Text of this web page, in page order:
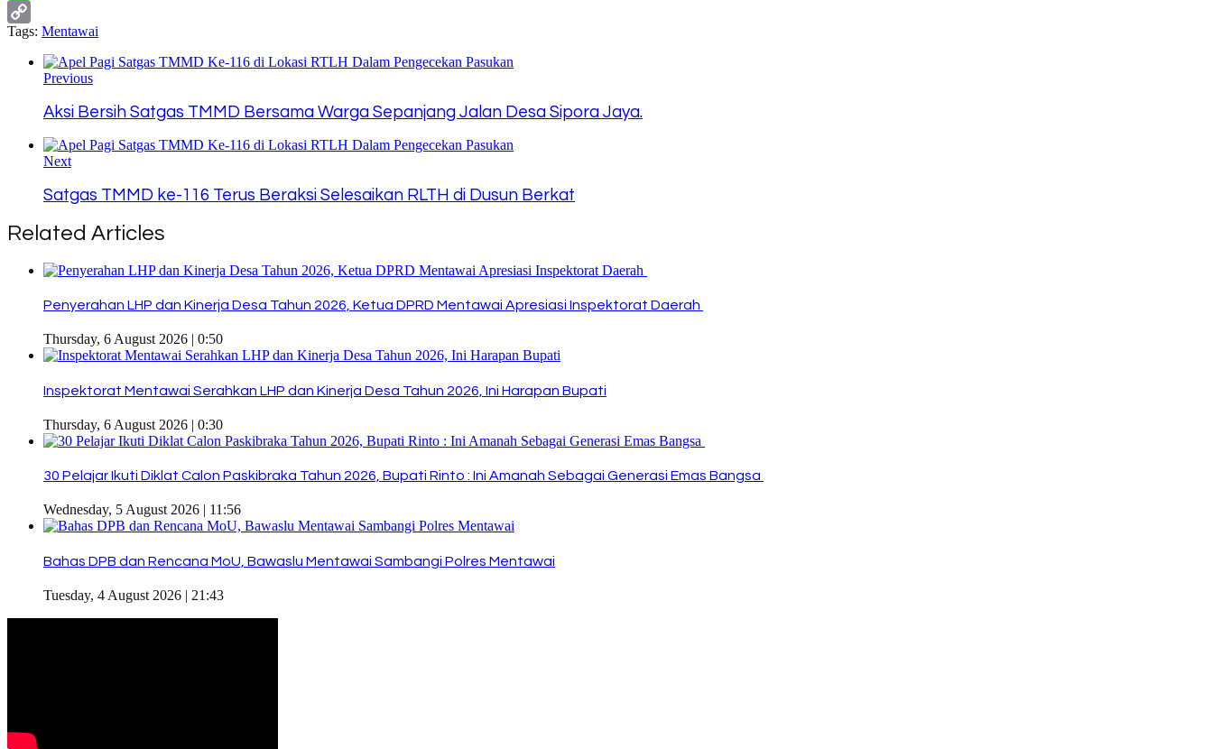
Line
Copy
Link
Tags: Mentawai
Previous
Aksi Bersih Satgas TMMD Bersama Warga Sepanjang Jalan Desa Sipora Jaya.
Next
Satgas TMMD ke-116 Terus Beraksi Selesaikan RLTH di Dusun Berkat
Related Articles
Penyerahan LHP dan Kinerja Desa Tahun 2026, Ketua DPRD Mentawai Apresiasi Inspektorat Daerah
Thursday, 6 August 2026 | 0:50
Inspektorat Mentawai Serahkan LHP dan Kinerja Desa Tahun 2026, Ini Harapan Bupati
Thursday, 6 August 2026 | 0:30
30 Pelajar Ikuti Diklat Calon Paskibraka Tahun 2026, Bupati Rinto : Ini Amanah Sebagai Generasi Emas Bangsa
Wednesday, 5 August 2026 | 11:56
Bahas DPB dan Rencana MoU, Bawaslu Mentawai Sambangi Polres Mentawai
Tuesday, 4 August 2026 | 21:43